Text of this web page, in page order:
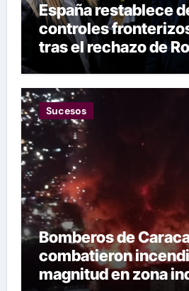
España restablece
controles
tras el rechazo de
las restricciones
Sucesos
Bomberos de
combatieron
magnitud en zona